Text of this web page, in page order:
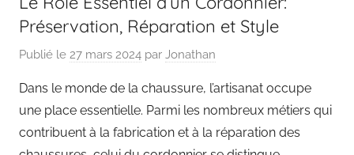
Préservation, Réparation et Style
Publié le 27 mars 2024 par Jonathan
Dans le monde de la chaussure, l’artisanat occupe
une place essentielle. Parmi les nombreux métiers qui
contribuent à la fabrication et à la réparation des